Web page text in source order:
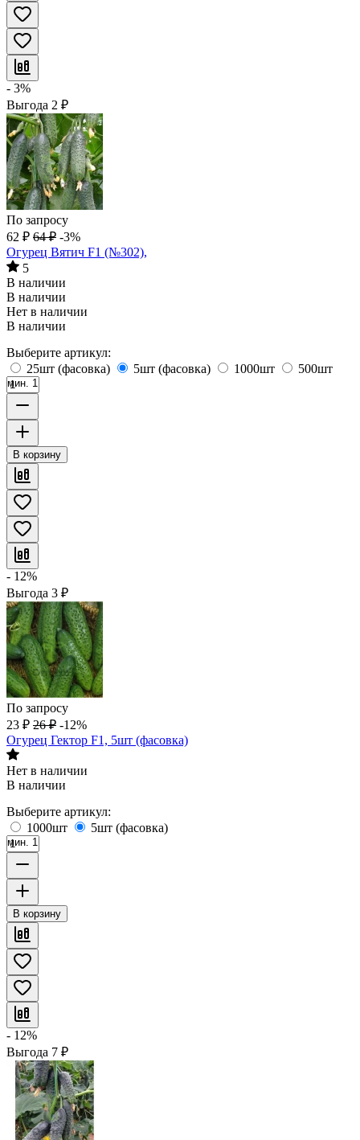
- 3%
Выгода 2 ₽
По запросу
62 ₽ 64 ₽ -3%
Огурец Вятич F1 (№302),
5
В наличии
В наличии
Нет в наличии
В наличии
Выберите артикул:
25шт (фасовка)
5шт (фасовка) 1000шт 500шт
мин. 1
В корзину
- 12%
Выгода 3 ₽
По запросу
23 ₽ 26 ₽ -12%
Огурец Гектор F1, 5шт (фасовка)
Нет в наличии
В наличии
Выберите артикул:
1000шт
5шт (фасовка)
мин. 1
В корзину
- 12%
Выгода 7 ₽